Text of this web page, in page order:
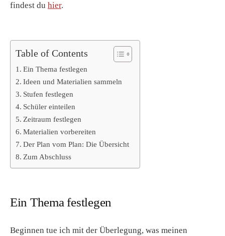
findest du hier.
Table of Contents
Ein Thema festlegen
Ideen und Materialien sammeln
Stufen festlegen
Schüler einteilen
Zeitraum festlegen
Materialien vorbereiten
Der Plan vom Plan: Die Übersicht
Zum Abschluss
Ein Thema festlegen
Beginnen tue ich mit der Überlegung, was meinen